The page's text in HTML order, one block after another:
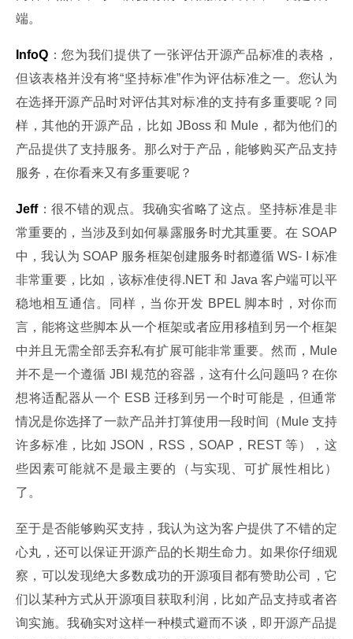
端。
InfoQ ：您为我们提供了一张评估开源产品标准的表格，
但该表格并没有将“坚持标准”作为评估标准之一。您认为
在选择开源产品时对评估其对标准的支持有多重要呢？同
样，其他的开源产品，比如 JBoss 和 Mule，都为他们的
产品提供了支持服务。那么对于产品，能够购买产品支持
服务，在你看来又有多重要呢？
Jeff：很不错的观点。我确实省略了这点。坚持标准是非
常重要的，当涉及到如何暴露服务时尤其重要。在 SOAP
中，我认为 SOAP 服务框架创建服务时都遵循 WS- I 标准
非常重要，比如，该标准使得.NET 和 Java 客户端可以平
稳地相互通信。同样，当你开发 BPEL 脚本时，对你而
言，能将这些脚本从一个框架或者应用移植到另一个框架
中并且无需全部丢弃私有扩展可能非常重要。然而，Mule
并不是一个遵循 JBI 规范的容器，这有什么问题吗？在你
想将适配器从一个 ESB 迁移到另一个时可能是，但通常
情况是你选择了一款产品并打算使用一段时间（Mule 支持
许多标准，比如 JSON，RSS，SOAP，REST 等），这
些因素可能就不是最主要的（与实现、可扩展性相比）
了。
至于是否能够购买支持，我认为这为客户提供了不错的定
心丸，还可以保证开源产品的长期生命力。如果你仔细观
察，可以发现绝大多数成功的开源项目都有赞助公司，它
们以某种方式从开源项目获取利润，比如产品支持或者咨
询实施。我确实对这样一种模式避而不谈，即开源产品提